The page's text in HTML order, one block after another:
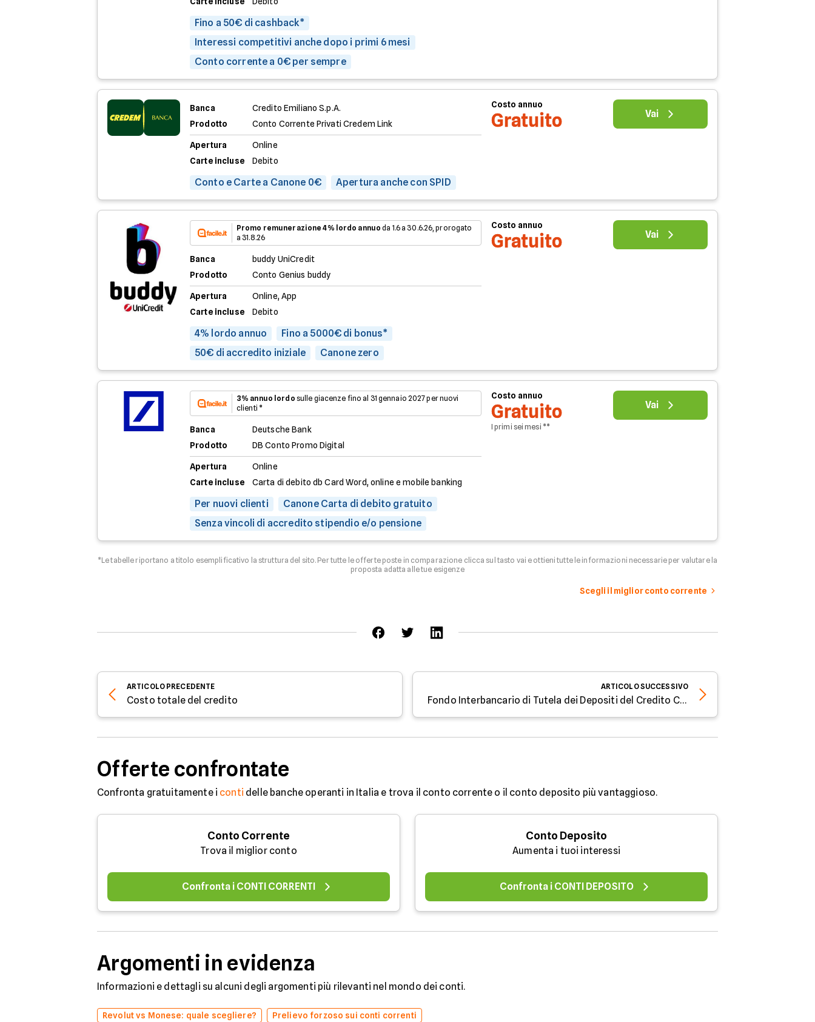
Fino a 50€ di cashback*
Interessi competitivi anche dopo i primi 6 mesi
Conto corrente a 0€ per sempre
Banca
Credito Emiliano S.p.A.
Prodotto
Conto Corrente Privati Credem Link
Apertura
Online
Carte incluse
Debito
Conto e Carte a Canone 0€ Apertura anche con SPID
Costo annuo
Gratuito Vai
Promo remunerazione 4% lordo annuo da 1.6 a 30.6.26, prorogato
a 31.8.26
Banca
buddy UniCredit
Prodotto
Conto Genius buddy
Apertura
Online, App
Carte incluse
Debito
4% lordo annuo
Fino a 5000€ di bonus*
50€ di accredito iniziale
Canone zero
Costo annuo
Gratuito Vai
3% annuo lordo sulle giacenze fino al 31 gennaio 2027 per nuovi
clienti *
Banca
Deutsche Bank
Prodotto
DB Conto Promo Digital
Apertura
Online
Carte incluse
Carta di debito db Card Word, online e mobile banking
Per nuovi clienti
Canone Carta di debito gratuito
Senza vincoli di accredito stipendio e/o pensione
Costo annuo
Gratuito
I primi sei mesi **
Vai
*Le tabelle riportano a titolo esemplificativo la struttura del sito. Per tutte le offerte poste in comparazione clicca sul tasto vai e ottieni tutte le informazioni necessarie per valutare la
proposta adatta alle tue esigenze
Scegli il miglior conto corrente
ARTICOLO PRECEDENTE
Costo totale del credito
ARTICOLOSUCCESSIVO
Fondo Interbancario di Tutela dei Depositi del Credito Cooperativo
Offerte confrontate
Confronta gratuitamente i conti delle banche operanti in Italia e trova il conto corrente o il conto deposito più vantaggioso.
Conto Corrente
Trova il miglior conto
Confronta i CONTI CORRENTI
Conto Deposito
Aumenta i tuoi interessi
Confronta i CONTI DEPOSITO
Argomenti in evidenza
Informazioni e dettagli su alcuni degli argomenti più rilevanti nel mondo dei conti.
Revolut vs Monese: quale scegliere? Prelievo forzoso sui conti correnti